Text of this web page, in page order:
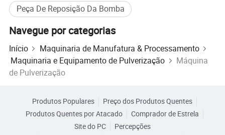
nossos clientes.
Perguntas mais frequentes sobre
A1: dependem do material que será a pulverização. O tipo de
material pulverizado determinará o tamanho da ponta de
Peça De Reposição Da Bomba
Navegue por categorias
Início
Maquinaria de Manufatura & Processamento
Maquinaria e Equipamento de Pulverização
Máquina
de Pulverização
Produtos Populares
Preço dos Produtos Quentes
Produtos Quentes por Atacado
Comprador de Estrela
Site do PC
Percepções